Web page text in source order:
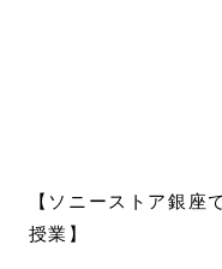
【ソニーストア銀座
授業】